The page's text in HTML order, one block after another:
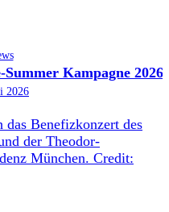
Kampagne 2026
2026